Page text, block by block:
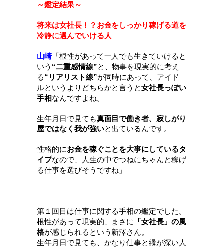
～鑑定結果～
将来は女社長！？お金をしっかり稼げる道を
冷静に選んでいける人
山崎「根性があって一人でも生きていけると
いう “二重感情線”と、物事を現実的に考え
る“ リアリスト線”が同時にあって、アイド
ルというよりどちらかと言うと女社長っぽい
手相なんですよね。
生年月日で見ても真面目で働き者、寂しがり
屋ではなく我が強いと出ているんです。
性格的にお金を稼ぐことを大事にしているタ
イプなので、人生の中でつねにちゃんと稼げ
る仕事を選びそうですね 」
第１回目は仕事に関する手相の鑑定でした。
根性があって現実的、まさに
「女社長」の風
格が感じられるという新澤さん。
生年月日で見ても、かなり仕事と縁が深い人